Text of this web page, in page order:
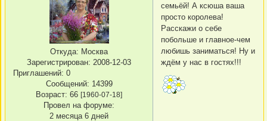
Откуда: Москва
Зарегистрирован: 2008-12-03
Приглашений: 0
Сообщений: 14399
Возраст: 66 [1960-07-18]
Провел на форуме:
2 месяца 6 дней
семьёй! А ксюша ваша
просто королева!
Расскажи о себе
побольше и главное-чем
любишь заниматься! Ну и
ждём у нас в гостях!!!